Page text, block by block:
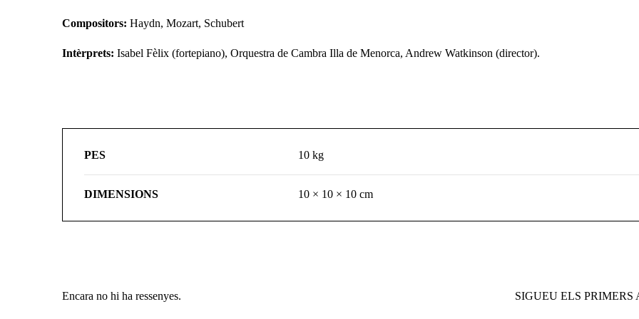
Compositors: Haydn, Mozart, Schubert
Intèrprets: Isabel Fèlix (fortepiano), Orquestra de Cambra Illa de Menorca, Andrew Watkinson (director).
PES 10 kg
DIMENSIONS 10 × 10 × 10 cm
Encara no hi ha ressenyes. SIGUEU ELS PRIMERS